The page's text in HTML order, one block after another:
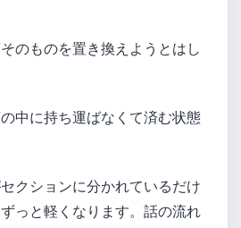
のものを置き換えようとはし
中に持ち運ばなくて済む状態
クションに分かれているだけ
っと軽くなります。話の流れ